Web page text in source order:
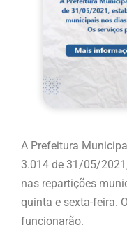
A Prefeitura
3.014 de 31/05/
nas repartições
quinta e sexta-feira.
funcionarão.